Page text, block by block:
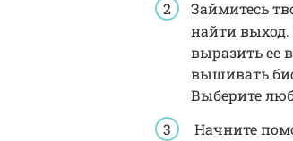
Займитесь
найти
выразить ее
вышивать
Выберите
Начните